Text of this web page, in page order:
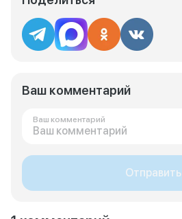
Ваш комментарий
Ваш комментарий
Отправить